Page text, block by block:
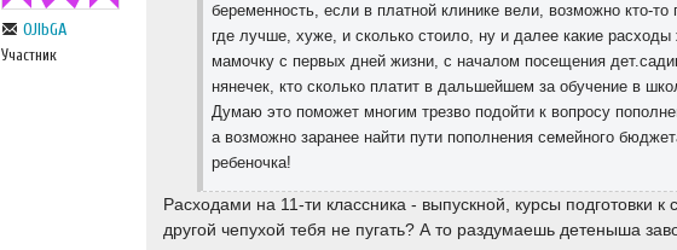
OJlbGA
Участник
беременность, если в платной клинике вели, возможно кто-то
где лучше, хуже, и сколько стоило, ну и далее какие
мамочку с первых дней жизни, с началом посещения
нянечек, кто сколько платит в дальшейшем за обучение в
Думаю это поможет многим трезво подойти к вопросу
а возможно заранее найти пути пополнения семейного
ребеночка!
Расходами на 11-ти классника - выпускной, курсы подготовки к
другой чепухой тебя не пугать? А то раздумаешь детеныша